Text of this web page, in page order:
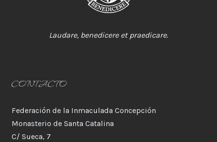
Laudare, benedicere et praedicare.
CONTACTO
Federación de la Inmaculada Concepción
Monasterio de Santa Catalina
C/ Sueca, 7